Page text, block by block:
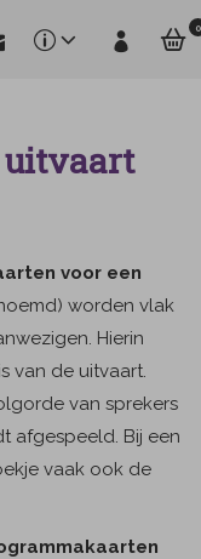
0
uitvaart
voor een
worden vlak
Hierin
van de uitvaart.
van sprekers
afgespeeld. Bij een
vaak ook de